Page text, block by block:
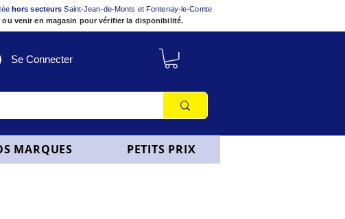
hors secteurs Saint-Jean-de-Monts et Fontenay-le-Comte
venir en magasin pour vérifier la disponibilité.
Se Connecter
MARQUES PETITS PRIX